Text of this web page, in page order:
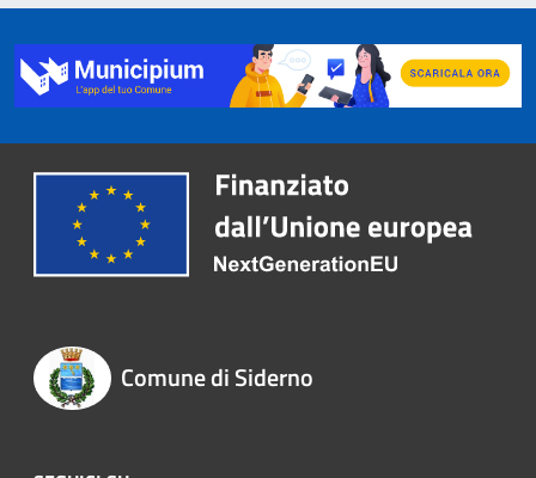
Comune di Siderno